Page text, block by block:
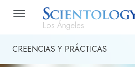
Los Ángeles
CREENCIAS Y PRÁCTICAS